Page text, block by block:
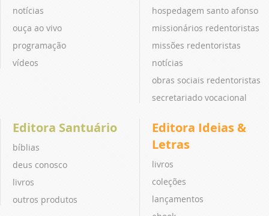
notícias
ouça ao vivo
programação
vídeos
hospedagem santo afonso
missionários redentoristas
missões redentoristas
notícias
obras sociais redentoristas
secretariado vocacional
Editora Santuário
bíblias
deus conosco
livros
outros produtos
Editora Ideias &
Letras
livros
coleções
lançamentos